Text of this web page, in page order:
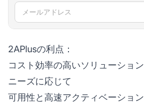
メールアドレス
2APlusの利点：
コスト効率の高いソリューション
ニーズに応じて
可用性と高速アクティベーション